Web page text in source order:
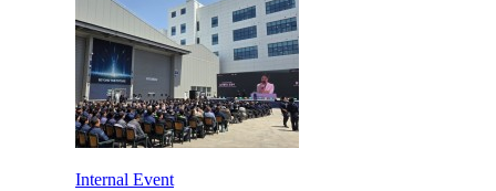
Internal Event